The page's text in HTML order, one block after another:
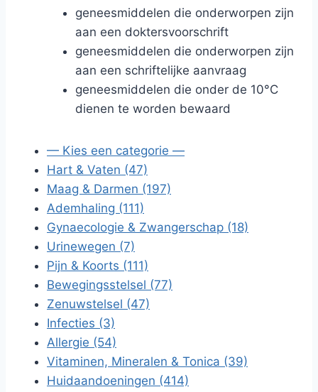
geneesmiddelen die onderworpen zijn
aan een doktersvoorschrift
geneesmiddelen die onderworpen zijn
aan een schriftelijke aanvraag
geneesmiddelen die onder de 10°C
dienen te worden bewaard
— Kies een categorie —
Hart & Vaten (47)
Maag & Darmen (197)
Ademhaling (111)
Gynaecologie & Zwangerschap (18)
Urinewegen (7)
Pijn & Koorts (111)
Bewegingsstelsel (77)
Zenuwstelsel (47)
Infecties (3)
Allergie (54)
Vitaminen, Mineralen & Tonica (39)
Huidaandoeningen (414)